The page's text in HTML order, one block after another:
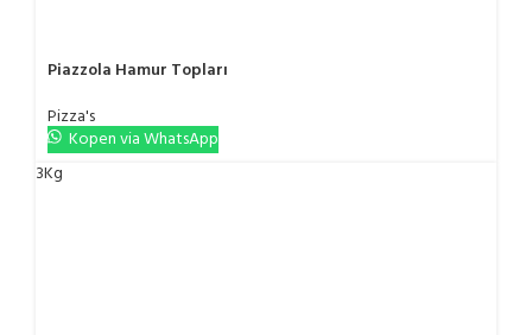
Piazzola Hamur Topları
Pizza's
Kopen via WhatsApp
3Kg